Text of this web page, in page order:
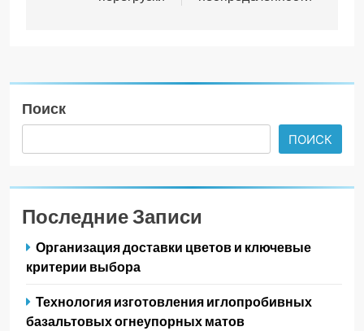
Поиск
ПОИСК
Последние Записи
Организация доставки цветов и ключевые
критерии выбора
Технология изготовления иглопробивных
базальтовых огнеупорных матов